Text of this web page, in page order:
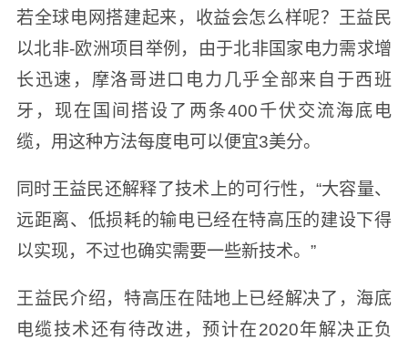
若全球电网搭建起来，收益会怎么样呢？王益民
以北非-欧洲项目举例，由于北非国家电力需求增
长迅速，摩洛哥进口电力几乎全部来自于西班
牙，现在国间搭设了两条400千伏交流海底电
缆，用这种方法每度电可以便宜3美分。
同时王益民还解释了技术上的可行性，“大容量、
远距离、低损耗的输电已经在特高压的建设下得
以实现，不过也确实需要一些新技术。”
王益民介绍，特高压在陆地上已经解决了，海底
电缆技术还有待改进，预计在2020年解决正负